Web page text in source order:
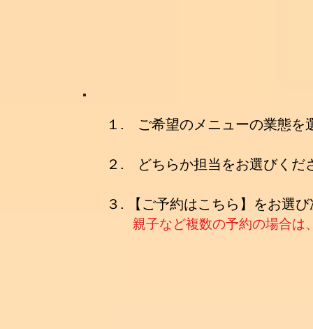
１. ご希望のメニューの業態を
２. どちらか担当をお選びくだ
３. 【ご予約はこちら】をお選
親子など複数の予約の場合は